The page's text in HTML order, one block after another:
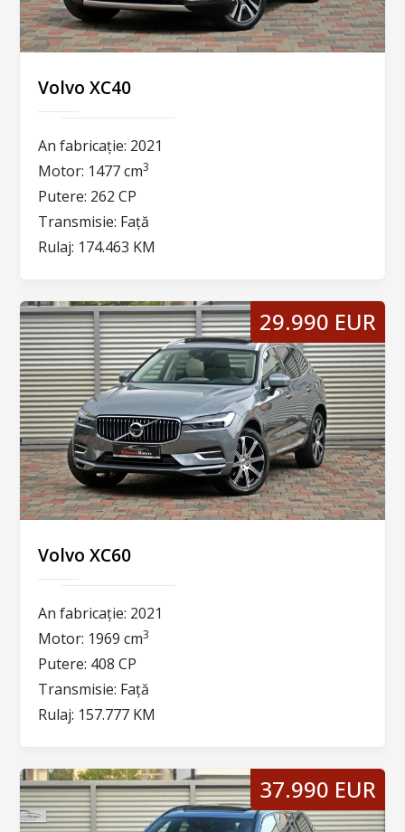
Volvo XC40
An fabricație: 2021
Motor: 1477 cm3
Putere: 262 CP
Transmisie: Față
Rulaj: 174.463 KM
29.990 EUR
Volvo XC60
An fabricație: 2021
Motor: 1969 cm3
Putere: 408 CP
Transmisie: Față
Rulaj: 157.777 KM
37.990 EUR